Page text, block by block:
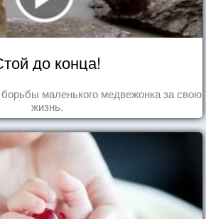
до конца!
маленького медвежонка за свою
жизнь.